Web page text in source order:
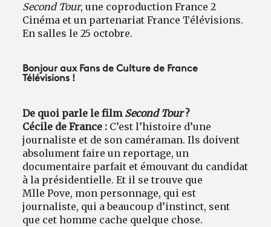
Second Tour, une coproduction France 2
Cinéma et un partenariat France Télévisions.
En salles le 25 octobre.
Bonjour aux Fans de Culture de France
Télévisions !
De quoi parle le film Second Tour?
Cécile de France : C’est l’histoire d’une
journaliste et de son caméraman. Ils doivent
absolument faire un reportage, un
documentaire parfait et émouvant du candidat
à la présidentielle. Et il se trouve que
Mlle Pove, mon personnage, qui est
journaliste, qui a beaucoup d’instinct, sent
que cet homme cache quelque chose.